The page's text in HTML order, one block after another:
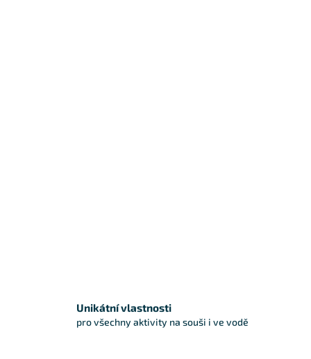
Unikátní vlastnosti
pro všechny aktivity na souši i ve vodě